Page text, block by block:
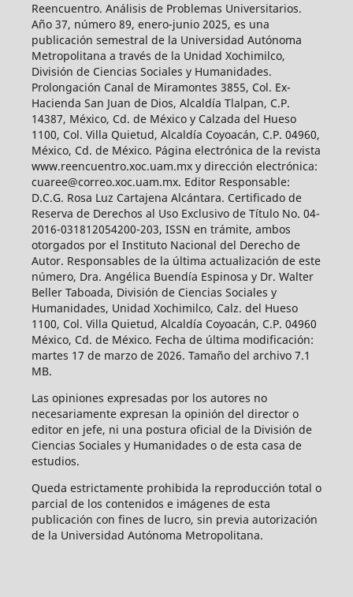
Reencuentro. Análisis de Problemas Universitarios.
Año 37, número 89, enero-junio 2025, es una
publicación semestral de la Universidad Autónoma
Metropolitana a través de la Unidad Xochimilco,
División de Ciencias Sociales y Humanidades.
Prolongación Canal de Miramontes 3855, Col. Ex-
Hacienda San Juan de Dios, Alcaldía Tlalpan, C.P.
14387, México, Cd. de México y Calzada del Hueso
1100, Col. Villa Quietud, Alcaldía Coyoacán, C.P. 04960,
México, Cd. de México. Página electrónica de la revista
www.reencuentro.xoc.uam.mx y dirección electrónica:
cuaree@correo.xoc.uam.mx. Editor Responsable:
D.C.G. Rosa Luz Cartajena Alcántara. Certificado de
Reserva de Derechos al Uso Exclusivo de Título No. 04-
2016-031812054200-203, ISSN en trámite, ambos
otorgados por el Instituto Nacional del Derecho de
Autor. Responsables de la última actualización de este
número, Dra. Angélica Buendía Espinosa y Dr. Walter
Beller Taboada, División de Ciencias Sociales y
Humanidades, Unidad Xochimilco, Calz. del Hueso
1100, Col. Villa Quietud, Alcaldía Coyoacán, C.P. 04960
México, Cd. de México. Fecha de última modificación:
martes 17 de marzo de 2026. Tamaño del archivo 7.1
MB.
Las opiniones expresadas por los autores no
necesariamente expresan la opinión del director o
editor en jefe, ni una postura oficial de la División de
Ciencias Sociales y Humanidades o de esta casa de
estudios.
Queda estrictamente prohibida la reproducción total o
parcial de los contenidos e imágenes de esta
publicación con fines de lucro, sin previa autorización
de la Universidad Autónoma Metropolitana.